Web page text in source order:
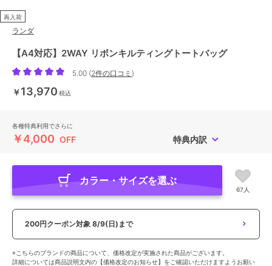
再入荷
ランダ
【A4対応】2WAY リボンキルティングトートバッグ
5.00 (2件の口コミ )
￥13,970 税込
各種特典利用でさらに
￥4,000 OFF 特典内訳
カラー・サイズを選ぶ
67人
200円クーポン対象 8/9(日)まで
※こちらのブランドの商品について、価格改定が実施された商品がございます。
詳細については商品説明文内の【価格改定のお知らせ】をご確認いただけますようお願い